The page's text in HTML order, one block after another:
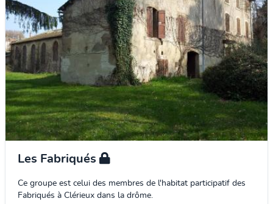
Les Fabriqués
Ce groupe est celui des membres de l'habitat participatif des
Fabriqués à Clérieux dans la drôme.